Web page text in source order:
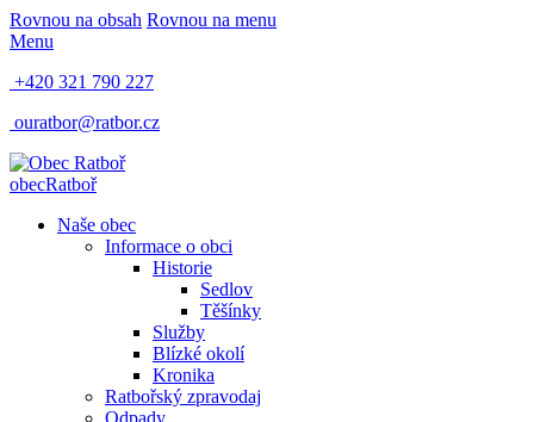
Rovnou na obsah Rovnou na menu
Menu
+420 321 790 227
ouratbor@ratbor.cz
obecRatboř
Naše obec
Informace o obci
Historie
Sedlov
Těšínky
Služby
Blízké okolí
Kronika
Ratbořský zpravodaj
Odpady